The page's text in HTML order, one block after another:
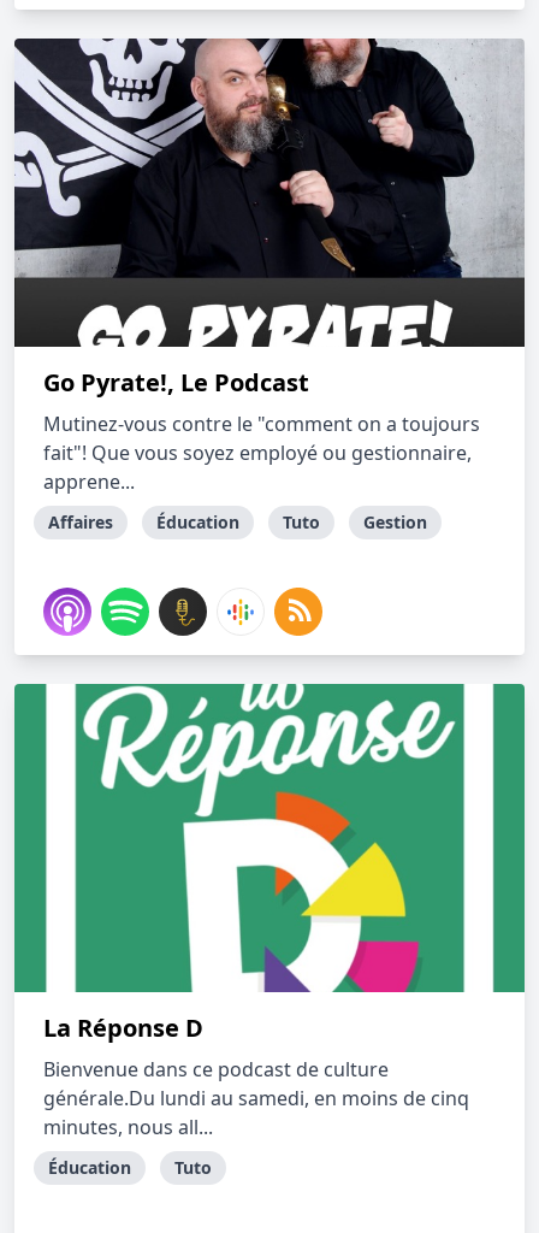
Go Pyrate!, Le Podcast
Mutinez-vous contre le "comment on a toujours
fait"! Que vous soyez employé ou gestionnaire,
apprene...
Affaires Éducation Tuto Gestion
La Réponse D
Bienvenue dans ce podcast de culture
générale.Du lundi au samedi, en moins de cinq
minutes, nous all...
Éducation Tuto